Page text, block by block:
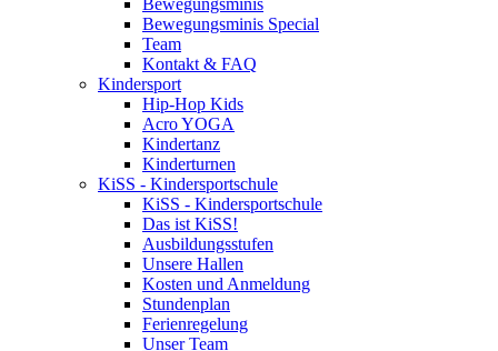
Bewegungsminis
Bewegungsminis Special
Team
Kontakt & FAQ
Kindersport
Hip-Hop Kids
Acro YOGA
Kindertanz
Kinderturnen
KiSS - Kindersportschule
KiSS - Kindersportschule
Das ist KiSS!
Ausbildungsstufen
Unsere Hallen
Kosten und Anmeldung
Stundenplan
Ferienregelung
Unser Team